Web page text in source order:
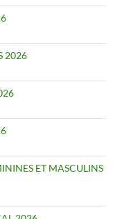
2026
ET MASCULINS